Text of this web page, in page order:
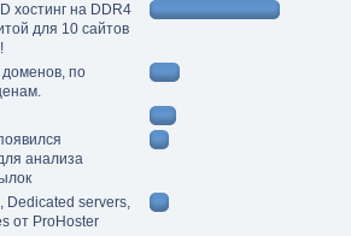
хостинг на DDR4
для 10 сайтов
доменов, по
анализа
Dedicated servers,
от ProHoster